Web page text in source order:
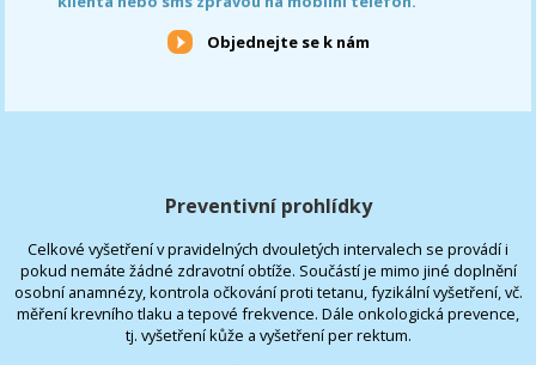
Objednejte se k nám
Preventivní prohlídky
Celkové vyšetření v pravidelných dvouletých intervalech se provádí i
pokud nemáte žádné zdravotní obtíže. Součástí je mimo jiné doplnění
osobní anamnézy, kontrola očkování proti tetanu, fyzikální vyšetření, vč.
měření krevního tlaku a tepové frekvence. Dále onkologická prevence,
tj. vyšetření kůže a vyšetření per rektum.